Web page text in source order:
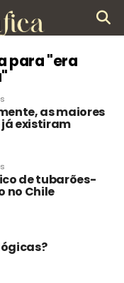
para "era
as maiores
existiram
de tubarões-
no Chile